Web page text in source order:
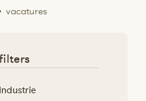
vacatures
Industrie